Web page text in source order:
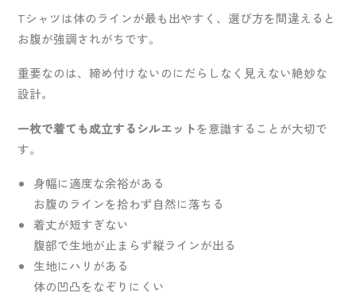
Tシャツは体のラインが最も出やすく、選び方を間違えると
お腹が強調されがちです。
重要なのは、締め付けないのにだらしなく見えない絶妙な
設計。
一枚で着ても成立するシルエットを意識することが大切で
す。
身幅に適度な余裕がある
お腹のラインを拾わず自然に落ちる
着丈が短すぎない
腹部で生地が止まらず縦ラインが出る
生地にハリがある
体の凹凸をなぞりにくい